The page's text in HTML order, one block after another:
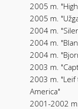
2005 m.
2005 m.
2004 m.
2004 m.
2004 m.
2003 m.
2003 m.
America"
2001-2002